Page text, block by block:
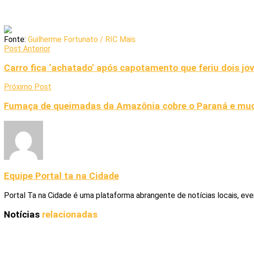
Fonte: Guilherme Fortunato / RIC Mais
Post Anterior
Carro fica ‘achatado’ após capotamento que feriu dois
Próximo Post
Fumaça de queimadas da Amazônia cobre o Paraná e
Equipe Portal ta na Cidade
Portal Ta na Cidade é uma plataforma abrangente de notícias locais,
Notícias relacionadas